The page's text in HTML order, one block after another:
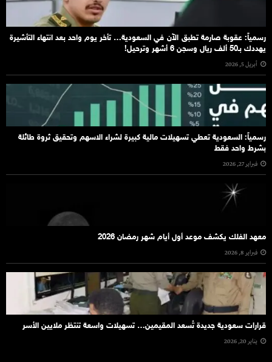
رسمياً: عقوبة صارمة تطبق الآن في السعودية… تأخر يوم واحد بعد انتهاء التأشيرة
يهددك بـ50 ألف ريال وسجن 6 أشهر وترحيل!
أبريل 5, 2026
رسمياً: السعودية تعطي تسهيلات مالية كبيرة لشراء الاسهم وتحقيق ثروة طائلة
بشرط واحد فقط
فبراير 27, 2026
معهد الفلك يكشف موعد أول أيام شهر رمضان 2026
فبراير 8, 2026
قرارات سعودية جديدة تُسعد المقيمين… تسهيلات واسعة تنتظر ملايين الأسر
يناير 20, 2026